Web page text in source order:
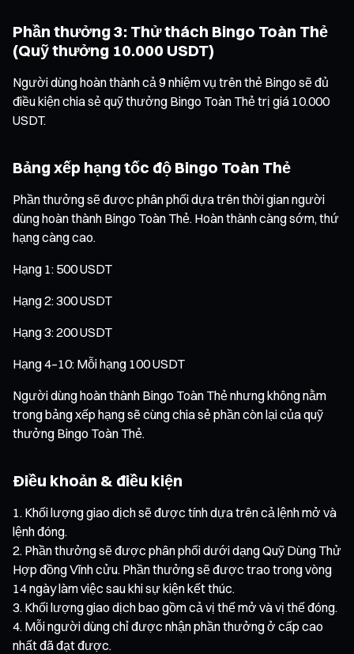
Phần thưởng 3: Thử thách Bingo Toàn Thẻ
(Quỹ thưởng 10.000 USDT)
Người dùng hoàn thành cả 9 nhiệm vụ trên thẻ Bingo sẽ đủ
điều kiện chia sẻ quỹ thưởng Bingo Toàn Thẻ trị giá 10.000
USDT.
Bảng xếp hạng tốc độ Bingo Toàn Thẻ
Phần thưởng sẽ được phân phối dựa trên thời gian người
dùng hoàn thành Bingo Toàn Thẻ. Hoàn thành càng sớm, thứ
hạng càng cao.
Hạng 1: 500 USDT
Hạng 2: 300 USDT
Hạng 3: 200 USDT
Hạng 4–10: Mỗi hạng 100 USDT
Người dùng hoàn thành Bingo Toàn Thẻ nhưng không nằm
trong bảng xếp hạng sẽ cùng chia sẻ phần còn lại của quỹ
thưởng Bingo Toàn Thẻ.
Điều khoản & điều kiện
Khối lượng giao dịch sẽ được tính dựa trên cả lệnh mở và
lệnh đóng.
Phần thưởng sẽ được phân phối dưới dạng Quỹ Dùng Thử
Hợp đồng Vĩnh cửu. Phần thưởng sẽ được trao trong vòng
14 ngày làm việc sau khi sự kiện kết thúc.
Khối lượng giao dịch bao gồm cả vị thế mở và vị thế đóng.
Mỗi người dùng chỉ được nhận phần thưởng ở cấp cao
nhất đã đạt được.